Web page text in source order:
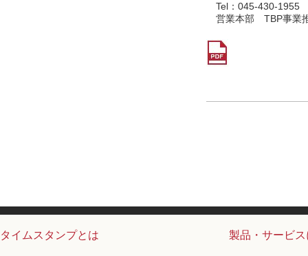
Tel：045-430-1955
営業本部 TBP事業
タイムスタンプとは 製品・サービ